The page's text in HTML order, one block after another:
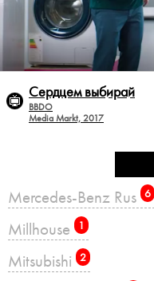
Сердцем выбирай
BBDO
Media Markt, 2017
Mercedes-Benz Rus 6
Millhouse 1
Mitsubishi 2